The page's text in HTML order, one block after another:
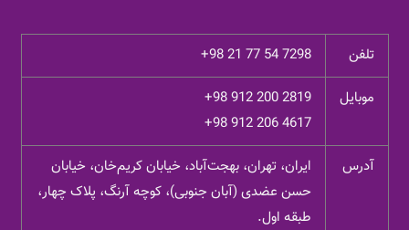
تلفن +98 21 77 54 7298
موبایل
+98 912 200 2819
+98 912 206 4617
آدرس
ایران، تهران، بهجت‌آباد، خیابان کریم‌خان، خیابان
حسن عضدی (آبان جنوبی)، کوچه آرنگ، پلاک چهار،
طبقه اول.